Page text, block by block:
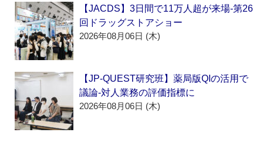
【JACDS】3日間で11万人超が来場‐第26
回ドラッグストアショー
2026年08月06日 (木)
【JP-QUEST研究班】薬局版QIの活用で
議論‐対人業務の評価指標に
2026年08月06日 (木)